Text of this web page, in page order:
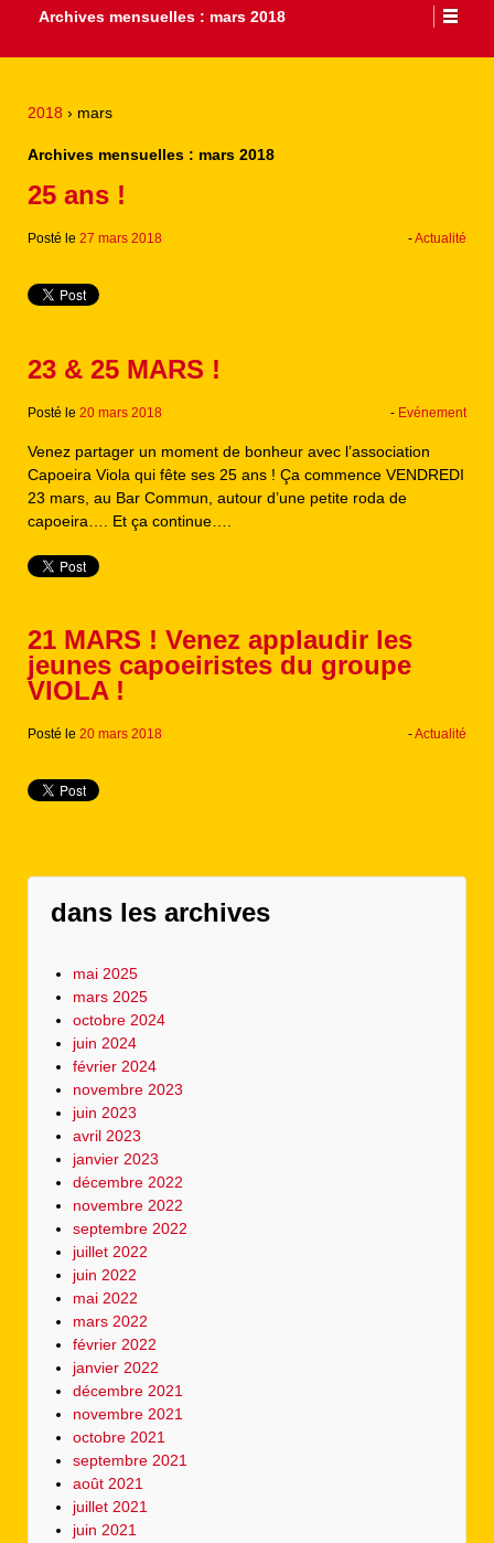
Archives mensuelles : mars 2018
2018 › mars
Archives mensuelles : mars 2018
25 ans !
Posté le 27 mars 2018 -Actualité
23 & 25 MARS !
Posté le 20 mars 2018 - Evénement
Venez partager un moment de bonheur avec l’association
Capoeira Viola qui fête ses 25 ans ! Ça commence VENDREDI
23 mars, au Bar Commun, autour d’une petite roda de
capoeira…. Et ça continue….
21 MARS ! Venez applaudir les
jeunes capoeiristes du groupe
VIOLA !
Posté le 20 mars 2018 -Actualité
dans les archives
mai 2025
mars 2025
octobre 2024
juin 2024
février 2024
novembre 2023
juin 2023
avril 2023
janvier 2023
décembre 2022
novembre 2022
septembre 2022
juillet 2022
juin 2022
mai 2022
mars 2022
février 2022
janvier 2022
décembre 2021
novembre 2021
octobre 2021
septembre 2021
août 2021
juillet 2021
juin 2021